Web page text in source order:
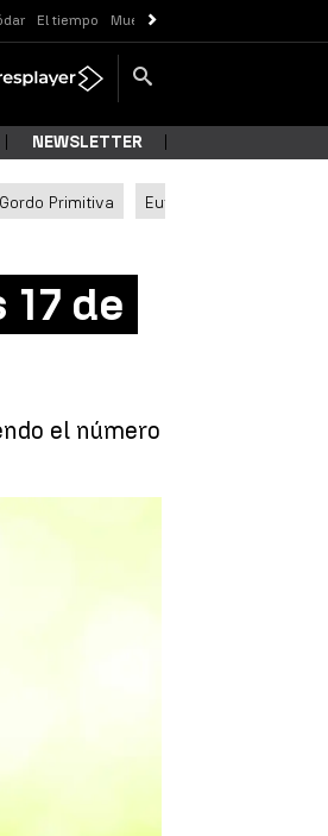
El tiempo Muerte Valladolid
NEWSLETTER
Gordo Primitiva Euromillones
de
el número